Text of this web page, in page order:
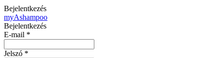
Bejelentkezés
myAshampoo
Bejelentkezés
E-mail *
Jelszó *